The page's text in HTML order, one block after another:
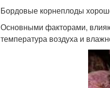
Бордовые корнеплоды
Основными факторами,
температура воздуха и